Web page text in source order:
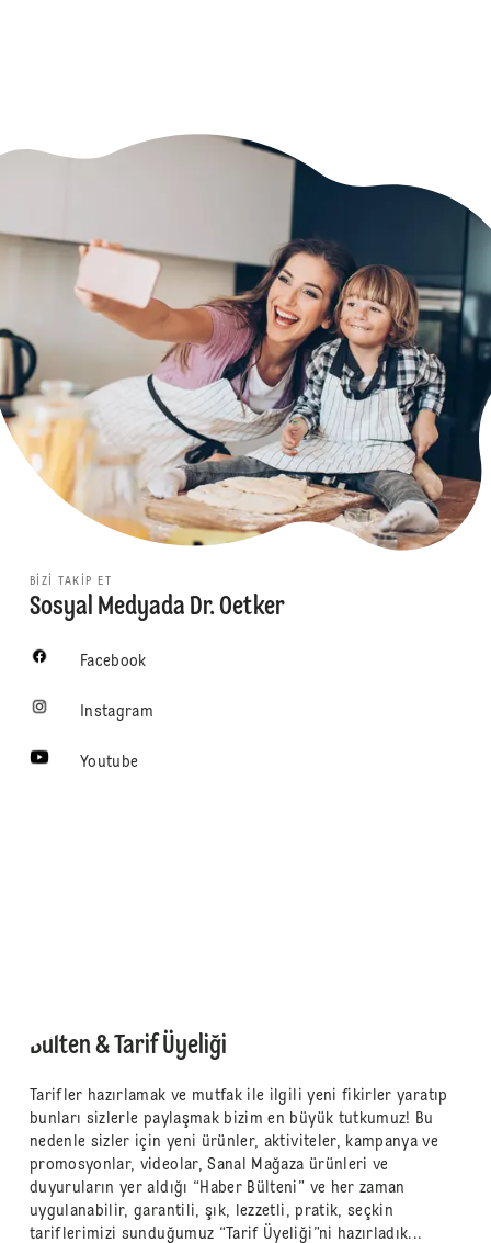
BIZI TAKIP ET
Sosyal Medyada Dr. Oetker
Facebook
Instagram
Youtube
Bülten & Tarif Üyeliği
Tarifler hazırlamak ve mutfak ile ilgili yeni fikirler yaratıp
bunları sizlerle paylaşmak bizim en büyük tutkumuz! Bu
nedenle sizler için yeni ürünler, aktiviteler, kampanya ve
promosyonlar, videolar, Sanal Mağaza ürünleri ve
duyuruların yer aldığı “Haber Bülteni” ve her zaman
uygulanabilir, garantili, şık, lezzetli, pratik, seçkin
tariflerimizi sunduğumuz “Tarif Üyeliği”ni hazırladık...